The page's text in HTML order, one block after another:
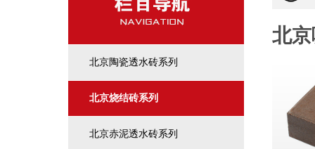
北
北京陶瓷透水砖系列
北京烧结砖系列
北京赤泥透水砖系列